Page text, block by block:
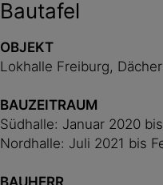
Bautafel
OBJEKT
Lokhalle Freiburg,
BAUZEITRAUM
Südhalle: Januar 2020
Nordhalle: Juli 2021 bis
BAUHERR